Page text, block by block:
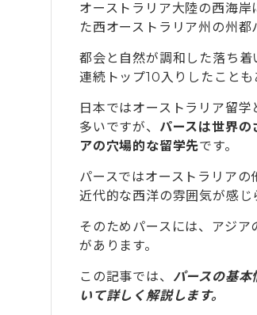
オーストラリア大陸の西海
た西オーストラリア州の州都
都会と自然が調和した落ち
連続トップ10入りしたことも
日本ではオーストラリア留
多いですが、 パースは世界の
アの穴場的な留学先です。
パースではオーストラリア
近代的な西洋の雰囲気が感じ
そのためパースには、アジ
があります。
この記事では、 パースの基
いて詳しく解説します。